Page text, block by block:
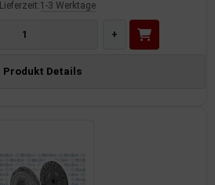
Lieferzeit:1-3 Werktage
+
Produkt Details